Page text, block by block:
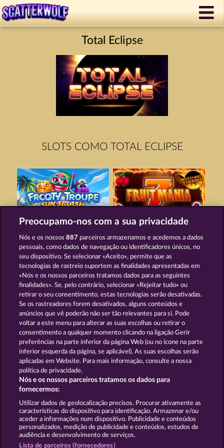
Total Eclipse
SLOTS COMO TOTAL ECLIPSE
FRUIT MANIA RHFP
MALLORCA WILDS
Termos e Condições
Declaração de Privacidade Marca
Empresa Perguntas frequentes Facebook
Enviar pedido de rescisão
Preocupamo-nos com a sua privacidade
Nós e os nossos887 parceiros armazenamos e acedemos a dados
pessoais, como dados de navegação ou identificadores únicos, no
seu dispositivo. Se selecionar «Aceito», permite que as
tecnologias de rastreio suportem as finalidades apresentadas em
«Nós e os nossos parceiros tratamos dados para as seguintes
finalidades». Se, pelo contrário, selecionar «Rejeitar tudo» ou
retirar o seu consentimento, estas tecnologias serão desativadas.
Se os rastreadores forem desativados, alguns conteúdos e
anúncios que vê poderão não ser tão relevantes para si. Pode
voltar a este menu para alterar as suas escolhas ou retirar o
consentimento a qualquer momento clicando na ligação Gerir
preferências na parte inferior da página Web (ou no ícone na parte
inferior esquerda da página, se aplicável). As suas escolhas serão
aplicadas em Website. Para mais informação, consulte a nossa
política de privacidade.
Nós e os nossos parceiros tratamos os dados para
fornecermos:
Utilizar dados de geolocalização precisos. Procurar ativamente as
características do dispositivo para identificação. Armazenar e/ou
aceder a informações num dispositivo. Publicidade e conteúdos
personalizados, medição de publicidade e conteúdos, estudos de
audiência e desenvolvimento de serviços.
Lista de parceiros (fornecedores)